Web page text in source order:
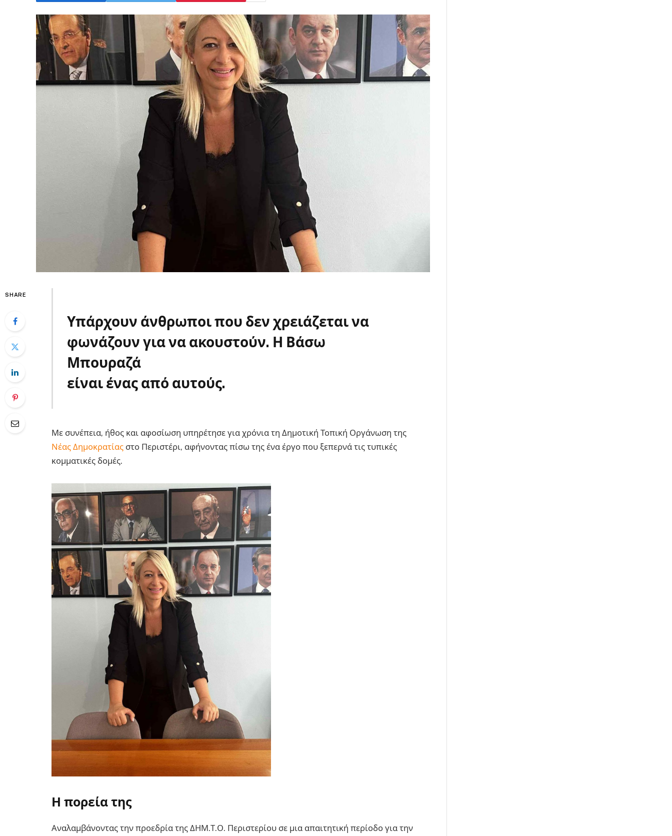
SHARE
Υπάρχουν άνθρωποι που δεν χρειάζεται να
φωνάζουν για να ακουστούν. Η Βάσω
Μπουραζά
είναι ένας από αυτούς.
Με συνέπεια, ήθος και αφοσίωση υπηρέτησε για χρόνια τη Δημοτική Τοπική Οργάνωση της
Νέας Δημοκρατίας στο Περιστέρι, αφήνοντας πίσω της ένα έργο που ξεπερνά τις τυπικές
κομματικές δομές.
Η πορεία της
Αναλαμβάνοντας την προεδρία της ΔΗΜ.Τ.Ο. Περιστερίου σε μια απαιτητική περίοδο για την